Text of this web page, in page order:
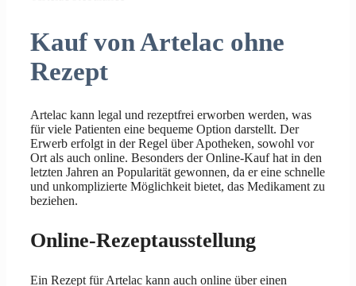
Kauf von Artelac ohne
Rezept
Artelac kann legal und rezeptfrei erworben werden, was
für viele Patienten eine bequeme Option darstellt. Der
Erwerb erfolgt in der Regel über Apotheken, sowohl vor
Ort als auch online. Besonders der Online-Kauf hat in den
letzten Jahren an Popularität gewonnen, da er eine schnelle
und unkomplizierte Möglichkeit bietet, das Medikament zu
beziehen.
Online-Rezeptausstellung
Ein Rezept für Artelac kann auch online über einen